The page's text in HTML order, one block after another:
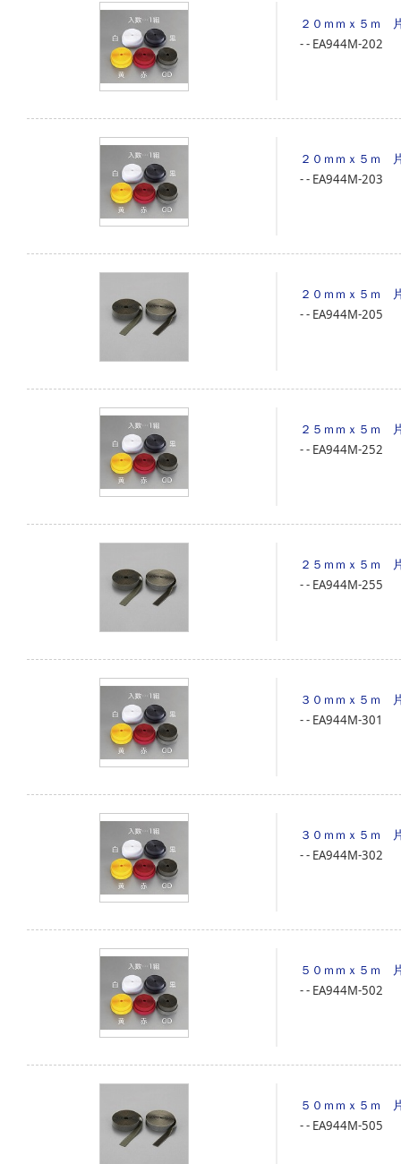
２０ｍｍｘ５ｍ
‐‐ EA944M-202
２０ｍｍｘ５ｍ
‐‐ EA944M-203
２０ｍｍｘ５ｍ
‐‐ EA944M-205
２５ｍｍｘ５ｍ
‐‐ EA944M-252
２５ｍｍｘ５ｍ
‐‐ EA944M-255
３０ｍｍｘ５ｍ
‐‐ EA944M-301
３０ｍｍｘ５ｍ
‐‐ EA944M-302
５０ｍｍｘ５ｍ
‐‐ EA944M-502
５０ｍｍｘ５ｍ
‐‐ EA944M-505